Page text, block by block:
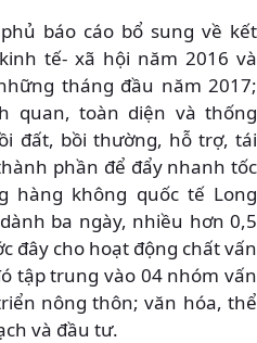
báo cáo bổ sung về kết
tế- xã hội năm 2016 và
tháng đầu năm 2017;
quan, toàn diện và thống
đất, bồi thường, hỗ trợ, tái
phần để đẩy nhanh tốc
hàng không quốc tế Long
ba ngày, nhiều hơn 0,5
đây cho hoạt động chất vấn
tập trung vào 04 nhóm vấn
nông thôn; văn hóa, thể
và đầu tư.